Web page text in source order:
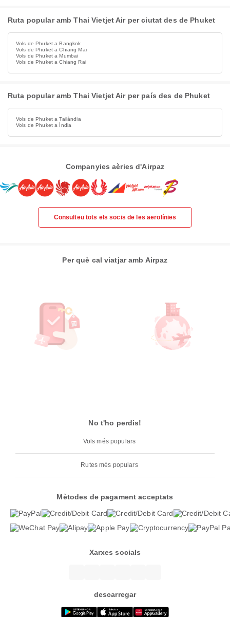
Ruta popular amb Thai Vietjet Air per ciutat des de Phuket
Vols de Phuket a Bangkok
Vols de Phuket a Chiang Mai
Vols de Phuket a Mumbai
Vols de Phuket a Chiang Rai
Ruta popular amb Thai Vietjet Air per país des de Phuket
Vols de Phuket a Tailàndia
Vols de Phuket a Índia
Companyies aèries d'Airpaz
Consulteu tots els socis de les aerolínies
Per què cal viatjar amb Airpaz
No t'ho perdis!
Vols més populars
Rutes més populars
Mètodes de pagament acceptats
Xarxes socials
descarregar